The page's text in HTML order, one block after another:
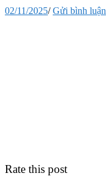
02/11/2025/Gửi bình luận
Rate this post